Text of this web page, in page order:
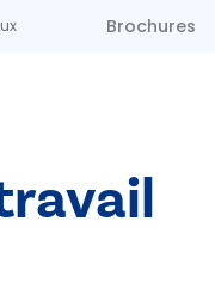
Brochures